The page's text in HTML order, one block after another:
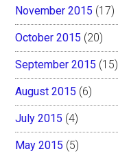
November 2015 (17)
October 2015 (20)
September 2015 (15)
August 2015 (6)
July 2015 (4)
May 2015 (5)